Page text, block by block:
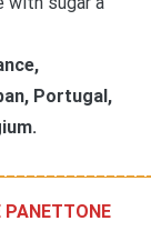
Portugal,